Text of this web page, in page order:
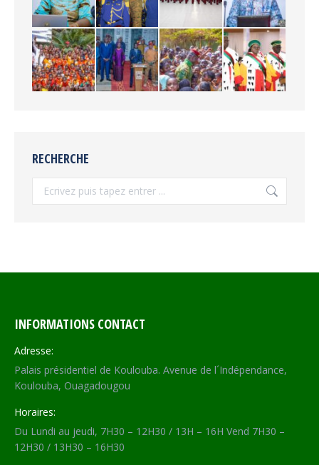
RECHERCHE
INFORMATIONS CONTACT
Adresse:
Palais présidentiel de Koulouba. Avenue de l´Indépendance,
Koulouba, Ouagadougou
Horaires:
Du Lundi au jeudi, 7H30 – 12H30 / 13H – 16H Vend 7H30 –
12H30 / 13H30 – 16H30